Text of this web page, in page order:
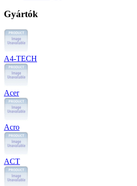
Gyártók
A4-TECH
Acer
Acro
ACT